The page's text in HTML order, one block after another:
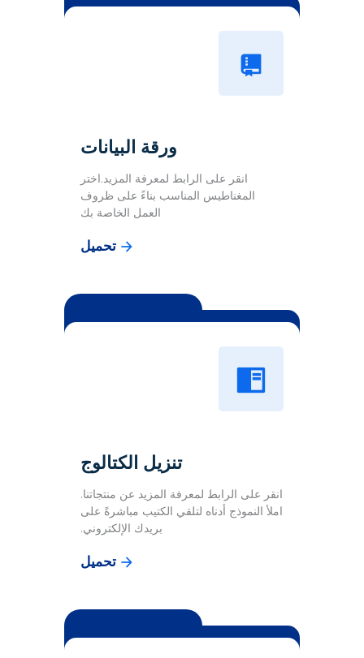
ورقة البيانات
انقر على الرابط لمعرفة المزيد.اختر
المغناطيس المناسب بناءً على ظروف
العمل الخاصة بك
تحميل
تنزيل الكتالوج
انقر على الرابط لمعرفة المزيد عن منتجاتنا.
املأ النموذج أدناه لتلقي الكتيب مباشرةً على
بريدك الإلكتروني.
تحميل